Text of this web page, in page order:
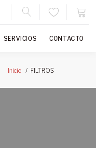
SERVICIOS CONTACTO
Inicio FILTROS